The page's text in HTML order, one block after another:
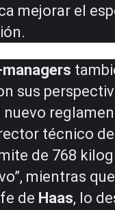
mejorar el
sus
técnico de
de 768
mientras que
de Haas, lo